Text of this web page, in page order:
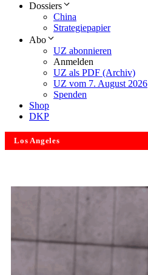
Dossiers
China
Strategiepapier
Abo
UZ abonnieren
Anmelden
UZ als PDF (Archiv)
UZ vom 7. August 2026
Spenden
Shop
DKP
Los Angeles